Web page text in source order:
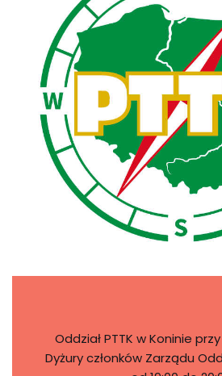
Oddział PTTK w Koninie
Dyżury członków Zarządu